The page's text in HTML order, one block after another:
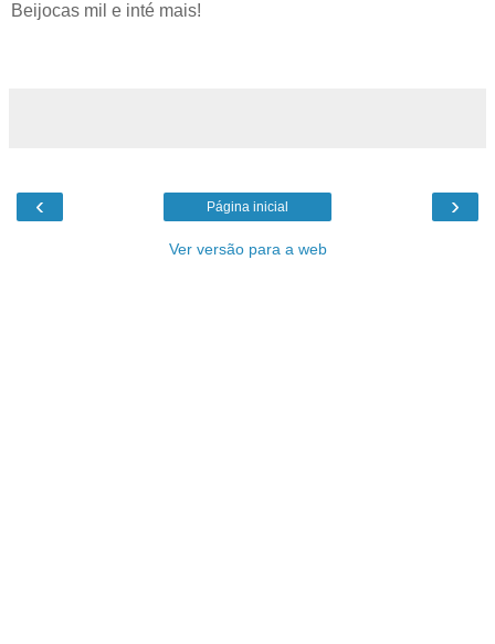
Beijocas mil e inté mais!
‹ ›
Página inicial
Ver versão para a web